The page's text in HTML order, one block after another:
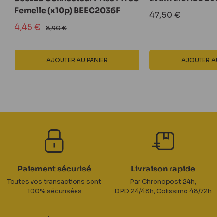
Femelle (x10p) BEEC2036F
Prix
4,45 € Prix
normal
8,90 €
AJOUTER AU PANIER
Prix
47,50 €
AJOUTER
Paiement sécurisé
Toutes vos transactions sont
100% sécurisées
Livraison rapide
Par Chronopost 24h,
DPD 24/48h, Colissimo 48/72h